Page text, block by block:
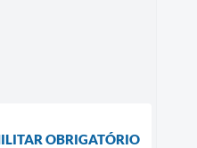
OBRIGATÓRIO